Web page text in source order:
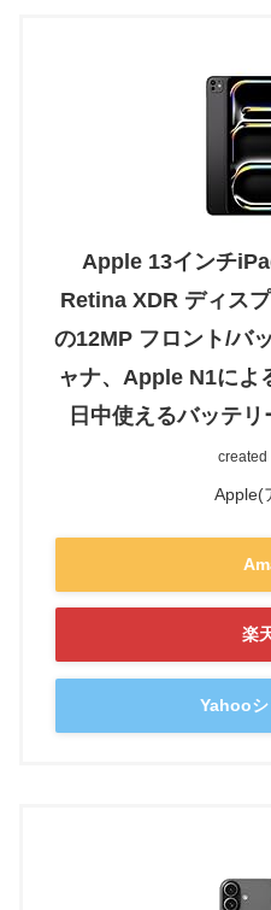
Apple 13インチ
Retina XDR ディス
の12MP フロント/バ
ャナ、Apple N1によ
日中使えるバッテ
created
Apple(
楽
Yahooシ